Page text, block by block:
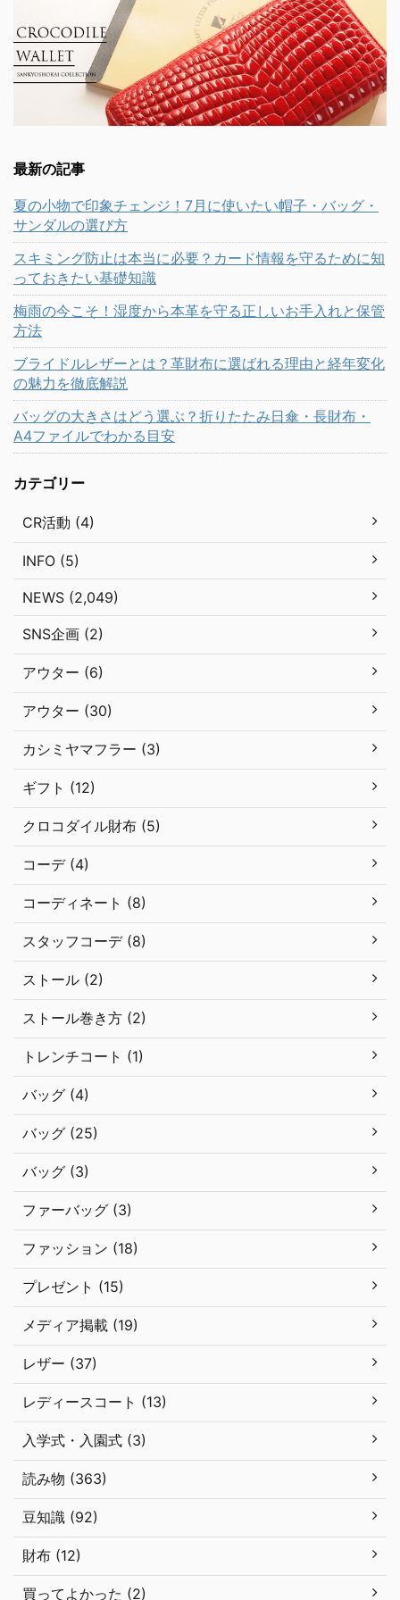
最新の記事
夏の小物で印象チェンジ！7月に使いたい帽子・バッグ・
サンダルの選び方
スキミング防止は本当に必要？カード情報を守るために知
っておきたい基礎知識
梅雨の今こそ！湿度から本革を守る正しいお手入れと保管
方法
ブライドルレザーとは？革財布に選ばれる理由と経年変化
の魅力を徹底解説
バッグの大きさはどう選ぶ？折りたたみ日傘・長財布・
A4ファイルでわかる目安
カテゴリー
CR活動 (4)
INFO (5)
NEWS (2,049)
SNS企画 (2)
アウター (6)
アウター (30)
カシミヤマフラー (3)
ギフト (12)
クロコダイル財布 (5)
コーデ (4)
コーディネート (8)
スタッフコーデ (8)
ストール (2)
ストール巻き方 (2)
トレンチコート (1)
バッグ (4)
バッグ (25)
バッグ (3)
ファーバッグ (3)
ファッション (18)
プレゼント (15)
メディア掲載 (19)
レザー (37)
レディースコート (13)
入学式・入園式 (3)
読み物 (363)
豆知識 (92)
財布 (12)
買ってよかった (2)